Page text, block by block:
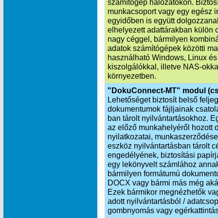
számítógép hálózatokon.
munkacsoport vagy egy egész
egyidőben is együtt
elhelyezett adattárakban külön
nagy céggel, bármilyen
adatok számítógépek közötti
használható Windows, Linux
kiszolgálókkal, illetve NAS-
környezetben.
"DokuConnect-MT" modul
Lehetőséget biztosít belső
dokumentumok fájljainak
ban tárolt nyilvántartásokhoz.
az előző munkahelyéről hozott
nyilatkozatai,
eszköz nyilvántartásban tárolt
engedélyének, biztosítási
egy lekönyvelt számlához
bármilyen formátumú
DOCX vagy bármi más még
Ezek bármikor megnézhetők
adott nyilvántartásból /
gombnyomás vagy